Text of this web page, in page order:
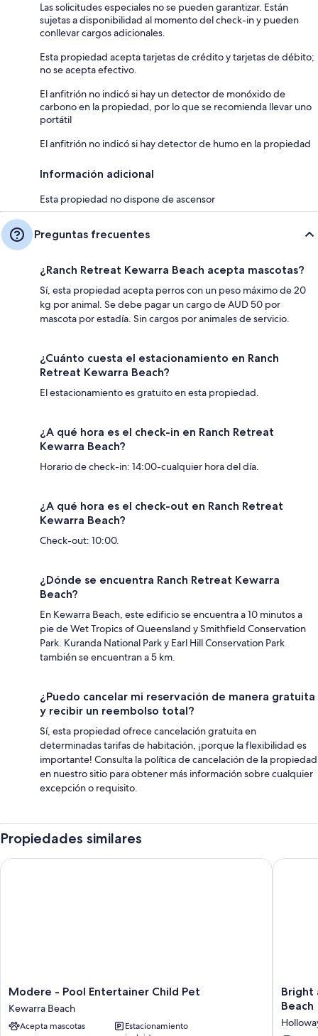
Las solicitudes especiales no se pueden garantizar. Están
sujetas a disponibilidad al momento del check-in y pueden
conllevar cargos adicionales.
Esta propiedad acepta tarjetas de crédito y tarjetas de débito;
no se acepta efectivo.
El anfitrión no indicó si hay un detector de monóxido de
carbono en la propiedad, por lo que se recomienda llevar uno
portátil
El anfitrión no indicó si hay detector de humo en la propiedad
Información adicional
Esta propiedad no dispone de ascensor
Preguntas frecuentes
¿Ranch Retreat Kewarra Beach acepta mascotas?
Sí, esta propiedad acepta perros con un peso máximo de 20
kg por animal. Se debe pagar un cargo de AUD 50 por
mascota por estadía. Sin cargos por animales de servicio.
¿Cuánto cuesta el estacionamiento en Ranch
Retreat Kewarra Beach?
El estacionamiento es gratuito en esta propiedad.
¿A qué hora es el check-in en Ranch Retreat
Kewarra Beach?
Horario de check-in: 14:00-cualquier hora del día.
¿A qué hora es el check-out en Ranch Retreat
Kewarra Beach?
Check-out: 10:00.
¿Dónde se encuentra Ranch Retreat Kewarra
Beach?
En Kewarra Beach, este edificio se encuentra a 10 minutos a
pie de Wet Tropics of Queensland y Smithfield Conservation
Park. Kuranda National Park y Earl Hill Conservation Park
también se encuentran a 5 km.
¿Puedo cancelar mi reservación de manera gratuita
y recibir un reembolso total?
Sí, esta propiedad ofrece cancelación gratuita en
determinadas tarifas de habitación, ¡porque la flexibilidad es
importante! Consulta la política de cancelación de la propiedad
en nuestro sitio para obtener más información sobre cualquier
excepción o requisito.
Propiedades similares
Modere
-
Pool
Entertainer
Modere - Pool Entertainer Child Pet
Kewarra Beach
Acepta mascotas
Estacionamiento
Modere - Pool Entertainer Child Pet
Bright
and
Triplex
Bright
Beach
Bright